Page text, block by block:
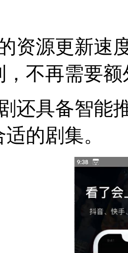
资源更新速
，不再需要
还具备智能
的剧集。